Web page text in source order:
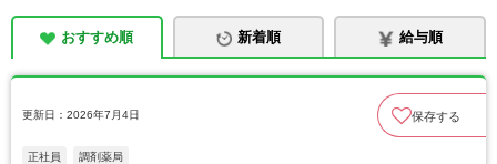
おすすめ順 新着順 給与順
更新日：2026年7月4日 保存する
正社員 調剤薬局